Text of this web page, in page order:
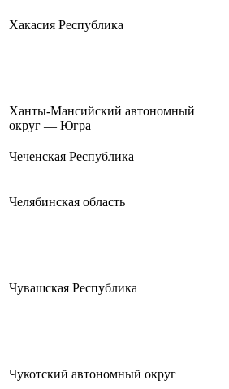
Хакасия Республика
Ханты-Мансийский автономный
округ — Югра
Чеченская Республика
Челябинская область
Чувашская Республика
Чукотский автономный округ